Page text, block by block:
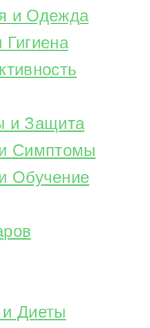
и Одежда
и Защита
Симптомы
Обучение
Диеты